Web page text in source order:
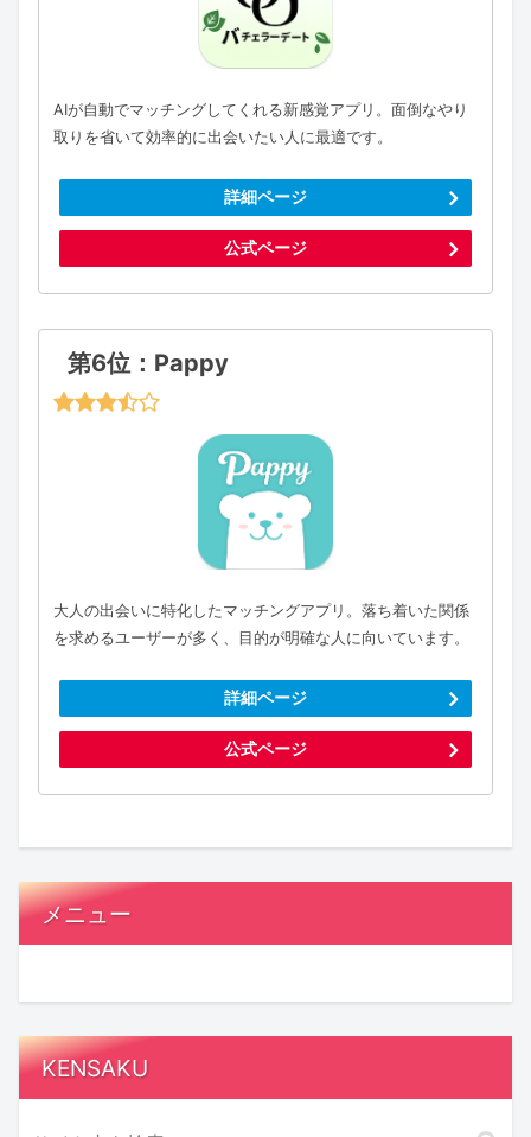
AIが自動でマッチングしてくれる新感覚アプリ。面倒なやり
取りを省いて効率的に出会いたい人に最適です。
詳細ページ
公式ページ
第6位：Pappy
大人の出会いに特化したマッチングアプリ。落ち着いた関係
を求めるユーザーが多く、目的が明確な人に向いています。
詳細ページ
公式ページ
メニュー
KENSAKU